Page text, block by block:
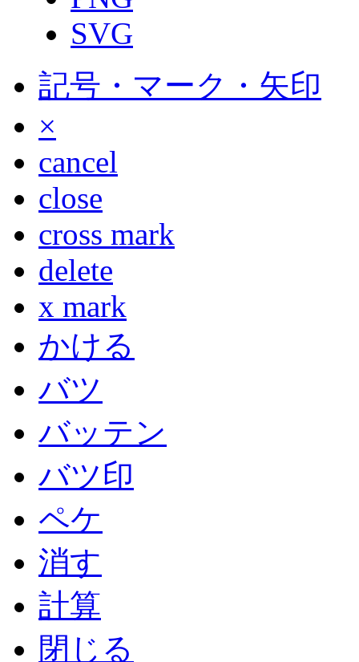
SVG
記号・マーク・矢印
×
cancel
close
cross mark
delete
x mark
かける
バツ
バッテン
バツ印
ペケ
消す
計算
閉じる